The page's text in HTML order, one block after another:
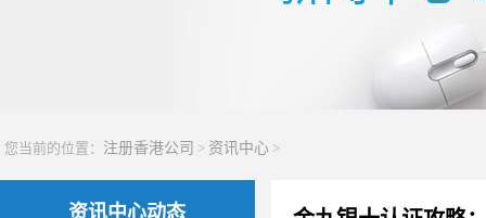
您当前的位置： 注册香港公司 > 资讯中心 >
资讯中心动态